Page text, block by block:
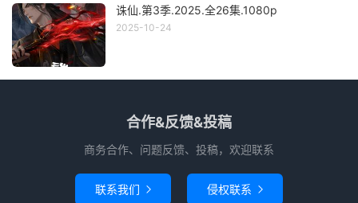
诛仙.第3季.2025.全26集.1080p
2025-10-24
合作&反馈&投稿
商务合作、问题反馈、投稿，欢迎联系
联系我们  侵权联系 